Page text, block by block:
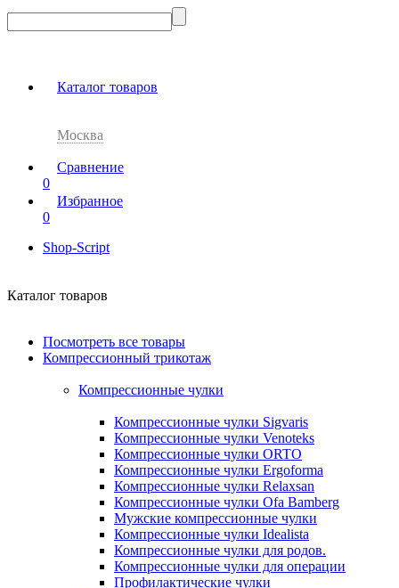
Каталог товаров
Москва
Сравнение
0
Избранное
0
Shop-Script
Каталог товаров
Посмотреть все товары
Компрессионный трикотаж
Компрессионные чулки
Компрессионные чулки Sigvaris
Компрессионные чулки Venoteks
Компрессионные чулки ORTO
Компрессионные чулки Ergoforma
Компрессионные чулки Relaxsan
Компрессионные чулки Ofa Bamberg
Мужские компрессионные чулки
Компрессионные чулки Idealista
Компрессионные чулки для родов.
Компрессионные чулки для операции
Профилактические чулки